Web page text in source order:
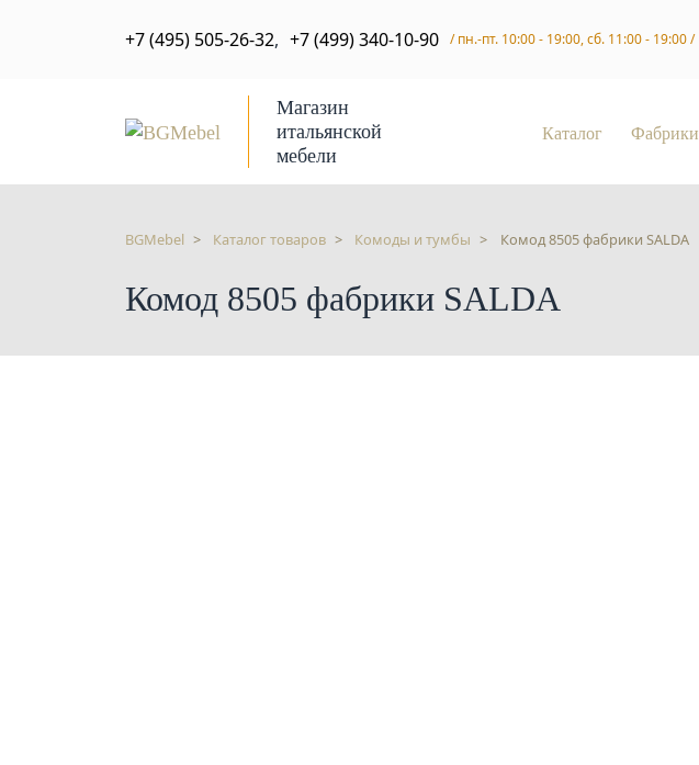
+7 (495) 505-26-32, +7 (499) 340-10-90 / пн.-пт. 10:00 - 19:00, сб. 11:00 - 19:00 /
Магазин
итальянской
мебели
Каталог Фабрики
BGMebel Каталог товаров Комоды и тумбы Комод 8505 фабрики SALDA
Комод 8505 фабрики SALDA